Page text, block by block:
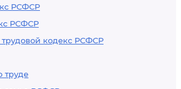
РСФСР
РСФСР
кодекс РСФСР
труде